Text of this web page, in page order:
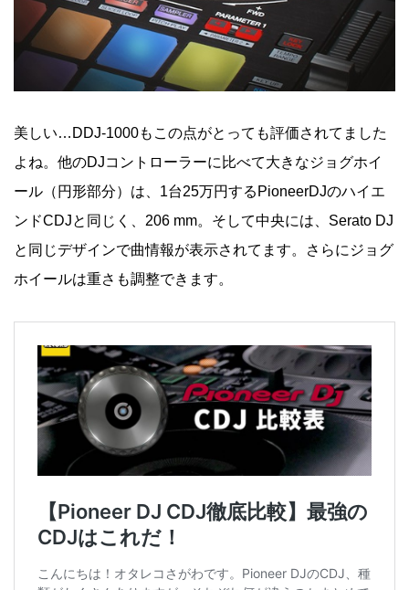
美しい…DDJ-1000もこの点がとっても評価されてました
よね。他のDJコントローラーに比べて大きなジョグホイ
ール（円形部分）は、1台25万円するPioneerDJのハイエ
ンドCDJと同じく、206 mm。そして中央には、Serato DJ
と同じデザインで曲情報が表示されてます。さらにジョグ
ホイールは重さも調整できます。